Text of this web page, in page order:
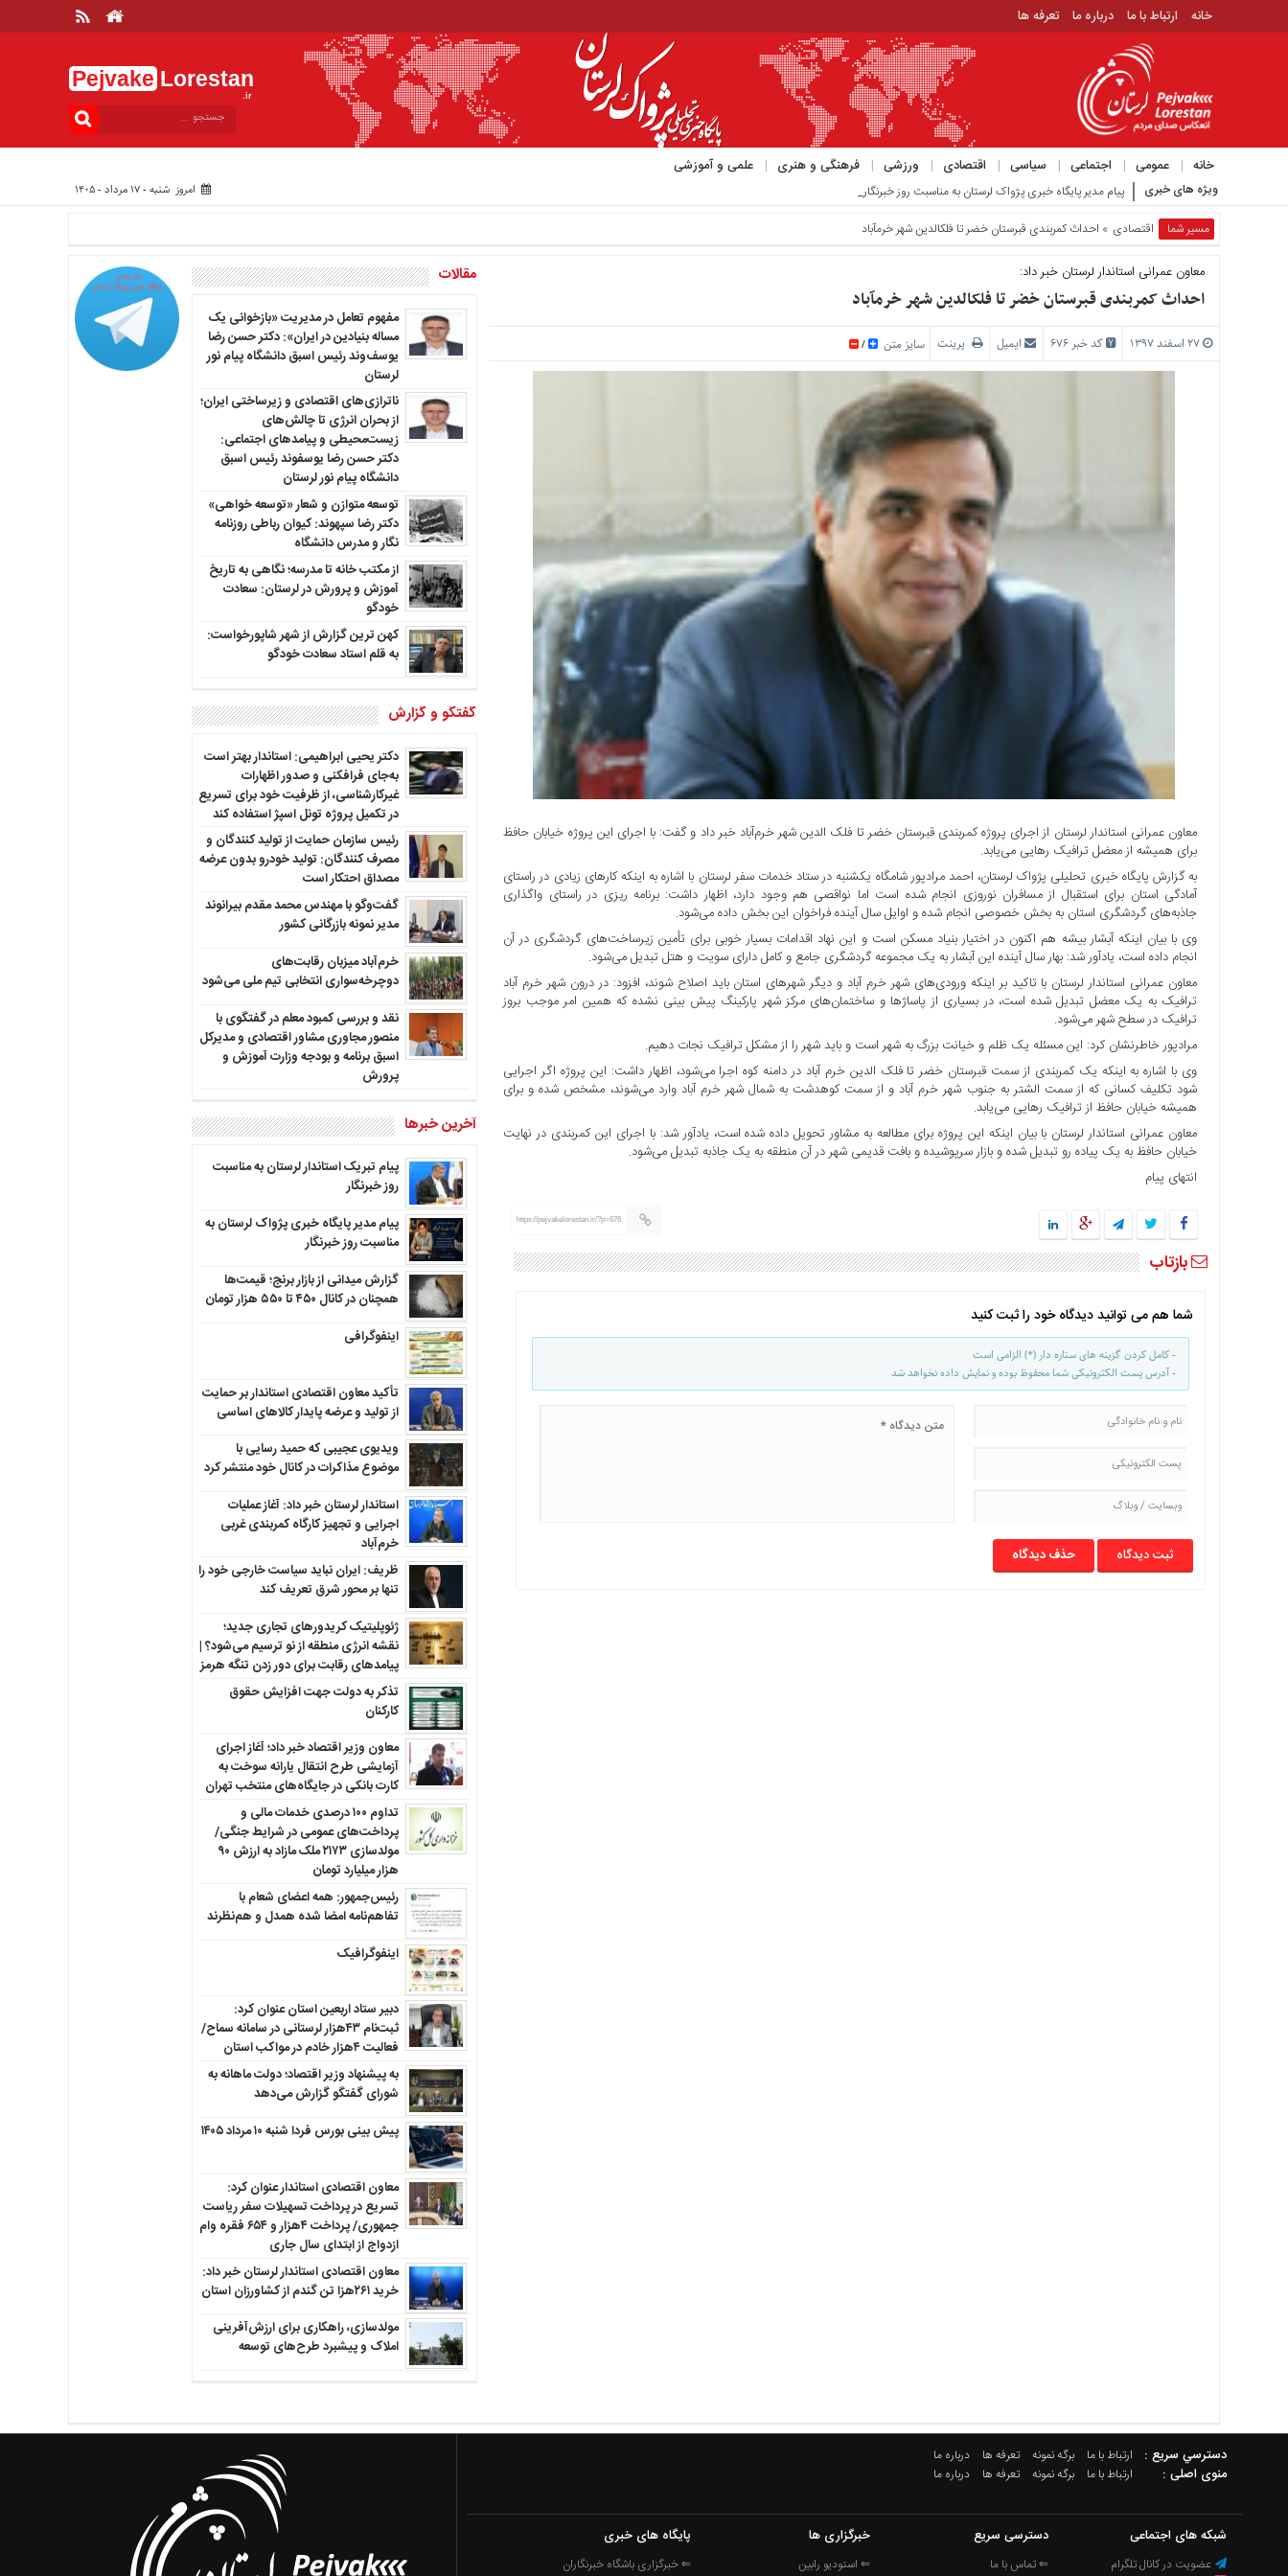
خانه ارتباط با ما درباره ما تعرفه ها
Pejvake Lorestan
.ir
خانه عمومی اجتماعی سیاسی اقتصادی ورزشی فرهنگی و هنری علمی و آموزشی
ارتباط
ویژه های خبری گزارش میدانی از _ امروز شنبه - ۱۷ مرداد - ۱۴۰۵
مسیر شما اقتصادی » احداث کمربندی قبرستان خضر تا فلک‎الدین شهر خرم‎‏آباد
معاون عمرانی استاندار لرستان خبر داد:
احداث کمربندی قبرستان خضر تا فلک‎الدین شهر خرم‎‏آباد
کد خبر 676 ایمیل پرینت سایز متن /
معاون عمرانی استاندار لرستان از اجرای پروژه کمربندی قبرستان خضر تا فلک الدین شهر خرم‌آباد خبر داد و گفت: با اجرای این پروژه خیابان حافظ
برای همیشه از معضل ترافیک رهایی می‌یابد.
به گزارش پایگاه خبری تحلیلی پژواک لرستان، احمد مرادپور شامگاه یکشنبه در ستاد خدمات سفر لرستان با اشاره به اینکه کارهای زیادی در راستای
آمادگی استان برای استقبال از مسافران نوروزی انجام شده است اما نواقصی هم وجود دارد، اظهار داشت: برنامه ریزی در راستای واگذاری
جاذبه‌های گردشگری استان به بخش خصوصی انجام شده و اوایل سال آینده فراخوان این بخش داده می‌شود.
وی با بیان اینکه آبشار بیشه هم اکنون در اختیار بنیاد مسکن است و این نهاد اقدامات بسیار خوبی برای تأمین زیرساخت‌های گردشگری در آن
انجام داده است، یادآور شد: بهار سال آینده این آبشار به یک مجموعه گردشگری جامع و کامل دارای سویت و هتل تبدیل می‌شود.
معاون عمرانی استاندار لرستان با تاکید بر اینکه ورودی‌های شهر خرم آباد و دیگر شهرهای استان باید اصلاح شوند، افزود: در درون شهر خرم آباد
ترافیک به یک معضل تبدیل شده است، در بسیاری از پاساژها و ساختمان‌های مرکز شهر پارکینگ پیش بینی نشده که همین امر موجب بروز
ترافیک در سطح شهر می‌شود.
مرادپور خاطرنشان کرد: این مسئله یک ظلم و خیانت بزرگ به شهر است و باید شهر را از مشکل ترافیک نجات دهیم.
وی با اشاره به اینکه یک کمربندی از سمت قبرستان خضر تا فلک الدین خرم آباد در دامنه کوه اجرا می‌شود، اظهار داشت: این پروژه اگر اجرایی
شود تکلیف کسانی که از سمت الشتر به جنوب شهر خرم آباد و از سمت کوهدشت به شمال شهر خرم آباد وارد می‌شوند، مشخص شده و برای
همیشه خیابان حافظ از ترافیک رهایی می‌یابد.
معاون عمرانی استاندار لرستان با بیان اینکه این پروژه برای مطالعه به مشاور تحویل داده شده است، یادآور شد: با اجرای این کمربندی در نهایت
خیابان حافظ به یک پیاده رو تبدیل شده و بازار سرپوشیده و بافت قدیمی شهر در آن منطقه به یک جاذبه تبدیل می‌شود.
انتهای پیام
https://pejvakelorestan.ir/?p=676
بازتاب
شما هم می توانید دیدگاه خود را ثبت کنید
- کامل کردن گزینه های ستاره دار (*) الزامی است
- آدرس پست الکترونیکی شما محفوظ بوده و نمایش داده نخواهد شد
حذف دیدگاه
مقالات
مفهوم تعامل در مدیریت «بازخوانی یک
مساله بنیادین در ایران»: دکتر حسن رضا
یوسف‌وند رئیس اسبق دانشگاه پیام نور
لرستان
ناترازی‌های اقتصادی و زیرساختی ایران؛
از بحران انرژی تا چالش‌های
زیست‌محیطی و پیامدهای اجتماعی:
دکتر حسن رضا یوسفوند رئیس اسبق
دانشگاه پیام نور لرستان
توسعه متوازن و شعار «توسعه خواهی»
دکتر رضا سپهوند: کیوان رباطی روزنامه
نگار و مدرس دانشگاه
از مکتب خانه تا مدرسه؛ نگاهی به تاریخ
آموزش و پرورش در لرستان: سعادت
خودگو
کهن ترین گزارش از شهر شاپورخواست:
به قلم استاد سعادت خودگو
گفتگو و گزارش
دکتر یحیی ابراهیمی: استاندار بهتر است
به‌جای فرافکنی و صدور اظهارات
غیرکارشناسی، از ظرفیت خود برای تسریع
در تکمیل پروژه تونل اسپژ استفاده کند
رئیس سازمان حمایت از تولید کنندگان و
مصرف کنندگان: تولید خودرو بدون عرضه
مصداق احتکار است
گفت‌وگو با مهندس محمد مقدم بیرانوند
مدیر نمونه بازرگانی کشور
خرم‌آباد میزبان رقابت‌های
دوچرخه‌سواری انتخابی تیم ملی می‌شود
نقد و بررسی کمبود معلم در گفتگوی با
منصور مجاوری مشاور اقتصادی و مدیرکل
اسبق برنامه و بودجه وزارت آموزش و
پرورش
آخرین خبرها
پیام تبریک استاندار لرستان به‌ مناسبت
روز خبرنگار
پیام مدیر پایگاه خبری پژواک لرستان به
مناسبت روز خبرنگار
گزارش میدانی از بازار برنج؛ قیمت‌ها
همچنان در کانال ۴۵۰ تا ۵۵۰ هزار تومان
اینفوگرافی
تأکید معاون اقتصادی استاندار بر حمایت
از تولید و عرضه پایدار کالاهای اساسی
ویدیوی عجیبی که حمید رسایی با
موضوع مذاکرات در کانال خود منتشر کرد
استاندار لرستان خبر داد: آغاز عملیات
اجرایی و تجهیز کارگاه کمربندی غربی
خرم‌آباد
ظریف: ایران نباید سیاست خارجی خود را
تنها بر محور شرق تعریف کند
ژئوپلیتیک کریدورهای تجاری جدید؛
نقشه انرژی منطقه‌ از نو ترسیم می‌شود؟ |
پیامدهای رقابت برای دور زدن تنگه هرمز
تذکر به دولت جهت افزایش حقوق
کارکنان ‌
معاون وزیر اقتصاد خبر داد؛ آغاز اجرای
آزمایشی طرح انتقال یارانه سوخت به
کارت بانکی در جایگاه‌های منتخب تهران
تداوم ۱۰۰ درصدی خدمات مالی و
پرداخت‌های عمومی در شرایط جنگی/
مولدسازی ۲۱۷۳ ملک مازاد به ارزش ۹۰
هزار میلیارد تومان
رئیس‌جمهور: همه اعضای شعام با
تفاهم‌نامه امضا شده همدل و هم‌نظرند
اینفوگرافیک
دبیر ستاد اربعین استان عنوان کرد:
ثبت‌نام ۴۳هزار لرستانی در سامانه سماح/
فعالیت ۴هزار خادم در مواکب استان
به پیشنهاد وزیر اقتصاد؛ دولت ماهانه به
شورای گفتگو گزارش می‌دهد
پیش بینی بورس فردا شنبه ۱۰ مرداد ۱۴۰۵
معاون اقتصادی استاندار عنوان کرد:
تسریع در پرداخت تسهیلات سفر ریاست
جمهوری/ پرداخت ۴هزار و ۶۵۴ فقره وام
ازدواج از ابتدای سال جاری
معاون اقتصادی استاندار لرستان خبر داد:
خرید ۲۶۱هزا تن گندم از کشاورزان استان
مولدسازی، راهکاری برای ارزش‌آفرینی
املاک و پیشبرد طرح‌های توسعه
دسترسي سريع : ارتباط با ما برگه نمونه تعرفه ها درباره ما
منوی اصلی : ارتباط با ما برگه نمونه تعرفه ها درباره ما
شبکه های اجتماعی
عضویت در کانال تلگرام
دسترسی سریع
⇐ تماس با ما
خبرگزاری ها
⇐ استودیو رابین
پایگاه های خبری
⇐ خبرگزاری باشگاه خبرنگاران